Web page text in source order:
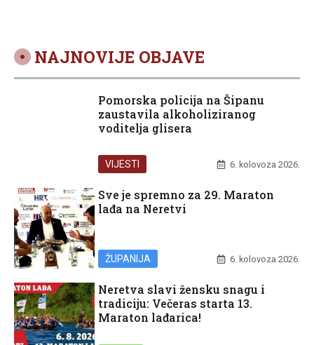
NAJNOVIJE OBJAVE
Pomorska policija na Šipanu
zaustavila alkoholiziranog
voditelja glisera
VIJESTI 6. kolovoza 2026.
Sve je spremno za 29. Maraton
lađa na Neretvi
ŽUPANIJA 6. kolovoza 2026.
Neretva slavi žensku snagu i
tradiciju: Večeras starta 13.
Maraton lađarica!